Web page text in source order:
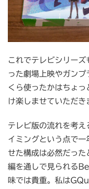
これでテレビシリー
った劇場上映やガン
くら使ったかはちょ
け楽しませていただき
テレビ版の流れを考
イミングという点で
せた構成は必然だっ
編を通しで見られる
味では貴重。私は